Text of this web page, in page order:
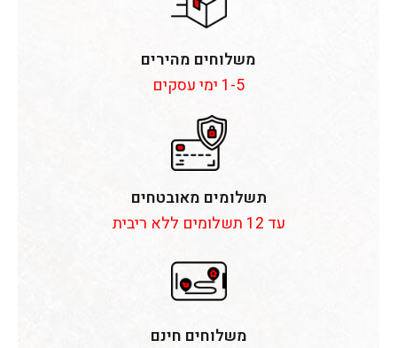
משלוחים מהירים
1-5 ימי עסקים
תשלומים מאובטחים
עד 12 תשלומים ללא ריבית
משלוחים חינם